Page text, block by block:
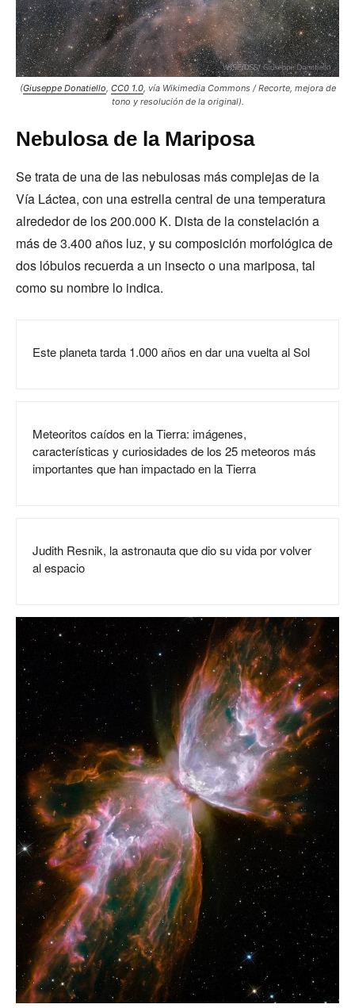
(Giuseppe Donatiello, CC0 1.0, vía Wikimedia Commons / Recorte, mejora de
tono y resolución de la original).
Nebulosa de la Mariposa
Se trata de una de las nebulosas más complejas de la
Vía Láctea, con una estrella central de una temperatura
alrededor de los 200.000 K. Dista de la constelación a
más de 3.400 años luz, y su composición morfológica de
dos lóbulos recuerda a un insecto o una mariposa, tal
como su nombre lo indica.
Este planeta tarda 1.000 años en dar una vuelta al Sol
Meteoritos caídos en la Tierra: imágenes,
características y curiosidades de los 25 meteoros más
importantes que han impactado en la Tierra
Judith Resnik, la astronauta que dio su vida por volver
al espacio